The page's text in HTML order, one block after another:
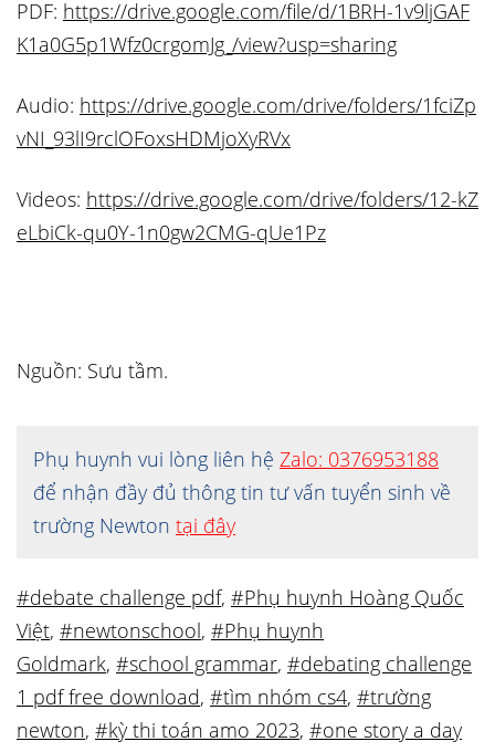
PDF: https://drive.google.com/file/d/1BRH-1v9ljGAF
K1a0G5p1Wfz0crgomJg_/view?usp=sharing
Audio: https://drive.google.com/drive/folders/1fciZp
vNI_93lI9rclOFoxsHDMjoXyRVx
Videos: https://drive.google.com/drive/folders/12-kZ
eLbiCk-qu0Y-1n0gw2CMG-qUe1Pz
Nguồn: Sưu tầm.
Phụ huynh vui lòng liên hệ Zalo: 0376953188
để nhận đầy đủ thông tin tư vấn tuyển sinh về
trường Newton tại đây
#debate challenge pdf, #Phụ huynh Hoàng Quốc
Việt, #newtonschool, #Phụ huynh
Goldmark, #school grammar, #debating challenge
1 pdf free download, #tìm nhóm cs4, #trường
newton, #kỳ thi toán amo 2023, #one story a day